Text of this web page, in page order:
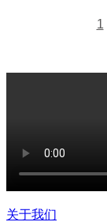
1
关于我们